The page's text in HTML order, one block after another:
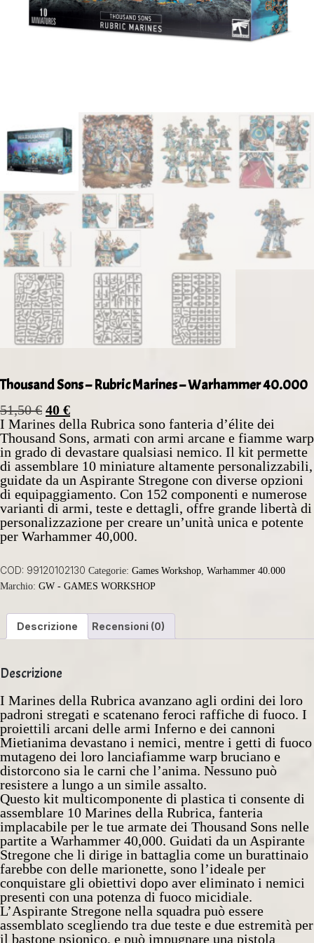
Thousand Sons – Rubric Marines – Warhammer 40.000
51,50€ 40 €
I Marines della Rubrica sono fanteria d’élite dei
Thousand Sons, armati con armi arcane e fiamme warp
in grado di devastare qualsiasi nemico. Il kit permette
di assemblare 10 miniature altamente personalizzabili,
guidate da un Aspirante Stregone con diverse opzioni
di equipaggiamento. Con 152 componenti e numerose
varianti di armi, teste e dettagli, offre grande libertà di
personalizzazione per creare un’unità unica e potente
per Warhammer 40,000.
COD: 99120102130 Categorie: Games Workshop Warhammer 40.000
Marchio: GW - GAMES WORKSHOP
Descrizione Recensioni (0)
Descrizione
I Marines della Rubrica avanzano agli ordini dei loro
padroni stregati e scatenano feroci raffiche di fuoco. I
proiettili arcani delle armi Inferno e dei cannoni
Mietianima devastano i nemici, mentre i getti di fuoco
mutageno dei loro lanciafiamme warp bruciano e
distorcono sia le carni che l’anima. Nessuno può
resistere a lungo a un simile assalto.
Questo kit multicomponente di plastica ti consente di
assemblare 10 Marines della Rubrica, fanteria
implacabile per le tue armate dei Thousand Sons nelle
partite a Warhammer 40,000. Guidati da un Aspirante
Stregone che li dirige in battaglia come un burattinaio
farebbe con delle marionette, sono l’ideale per
conquistare gli obiettivi dopo aver eliminato i nemici
presenti con una potenza di fuoco micidiale.
L’Aspirante Stregone nella squadra può essere
assemblato scegliendo tra due teste e due estremità per
il bastone psionico, e può impugnare una pistola